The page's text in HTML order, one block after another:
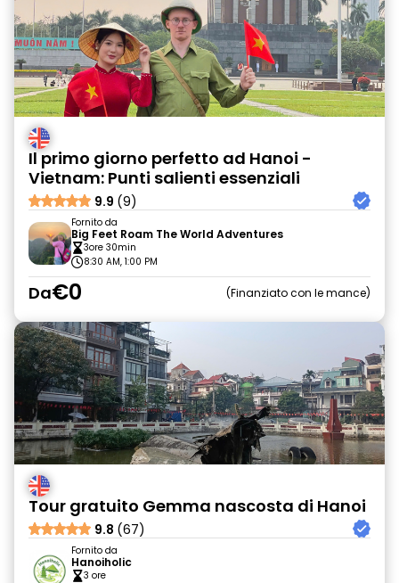
Il primo giorno perfetto ad Hanoi -
Vietnam: Punti salienti essenziali
9.9 (9)
Fornito da
Big Feet Roam The World Adventures
3ore 30min
8:30 AM, 1:00 PM
Da€0 Finanziato con le mance
Tour gratuito Gemma nascosta di Hanoi
9.8 (67)
Fornito da
Hanoiholic
3 ore